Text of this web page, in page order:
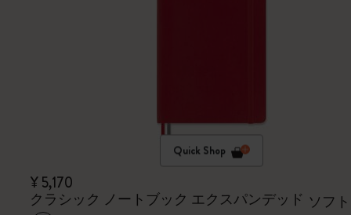
Quick Shop
¥ 5,170
クラシック ノートブック エクスパンデッド ソフ